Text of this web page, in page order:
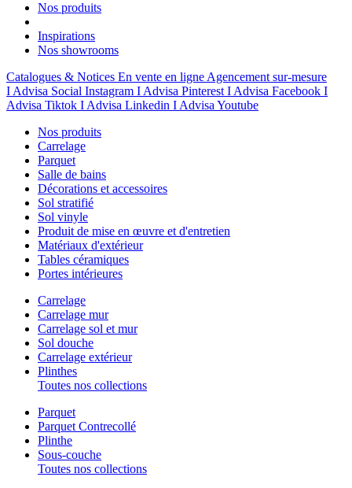
Nos produits
Inspirations
Nos showrooms
Catalogues & Notices En vente en ligne Agencement sur-mesure
I Advisa Social Instagram I Advisa Pinterest I Advisa Facebook I
Advisa Tiktok I Advisa Linkedin I Advisa Youtube
Nos produits
Carrelage
Parquet
Salle de bains
Décorations et accessoires
Sol stratifié
Sol vinyle
Produit de mise en œuvre et d'entretien
Matériaux d'extérieur
Tables céramiques
Portes intérieures
Carrelage
Carrelage mur
Carrelage sol et mur
Sol douche
Carrelage extérieur
Plinthes
Toutes nos collections
Parquet
Parquet Contrecollé
Plinthe
Sous-couche
Toutes nos collections